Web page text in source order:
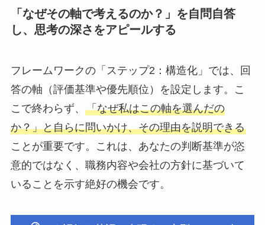
「なぜその軸で考えるのか？」を自問自答
し、思考の深さをアピールする
フレームワークの「ステップ2：構造化」では、回
答の軸（評価基準や優先順位）を設定します。こ
こで終わらず、 「なぜ私はこの軸を選んだの
か？」と自らに問いかけ、その理由を説明できる
ことが重要です。これは、あなたの判断基準が恣
意的ではなく、職務内容や会社の方針に基づいて
いることを示す絶好の機会です。